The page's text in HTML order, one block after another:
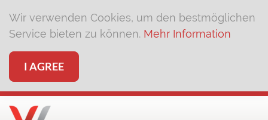
Wir verwenden Cookies, um den bestmöglichen
Service bieten zu können. Mehr Information
I AGREE